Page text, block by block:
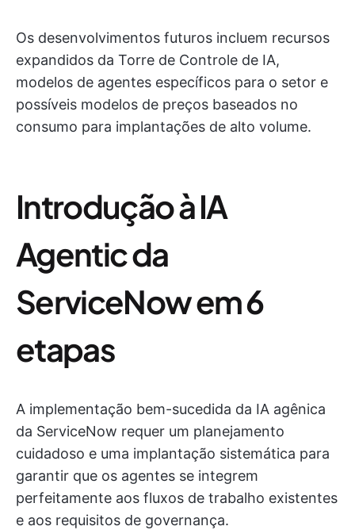
Os desenvolvimentos futuros incluem recursos
expandidos da Torre de Controle de IA,
modelos de agentes específicos para o setor e
possíveis modelos de preços baseados no
consumo para implantações de alto volume.
Introdução à IA
Agentic da
ServiceNow em 6
etapas
A implementação bem-sucedida da IA agênica
da ServiceNow requer um planejamento
cuidadoso e uma implantação sistemática para
garantir que os agentes se integrem
perfeitamente aos fluxos de trabalho existentes
e aos requisitos de governança.